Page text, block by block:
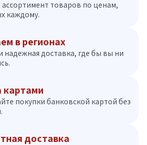
товаров по ценам,
каждому.
в регионах
надежная доставка, где бы вы ни
картами
покупки банковской картой без
доставка